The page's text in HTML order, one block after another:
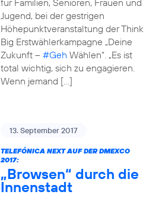
für Familien, Senioren, Frauen und
Jugend, bei der gestrigen
Höhepunktveranstaltung der Think
Big Erstwählerkampagne „Deine
Zukunft – #Geh Wählen“. „Es ist
total wichtig, sich zu engagieren.
Wenn jemand […]
13. September 2017
TELEFÓNICA NEXT AUF DER DMEXCO
2017:
„Browsen“ durch die
Innenstadt